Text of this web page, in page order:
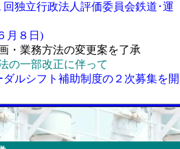
回独立行政法人評価委員会鉄道･運
月８日)
・業務方法の変更案を了承
の一部改正に伴って
ダルシフト補助制度の２次募集を開